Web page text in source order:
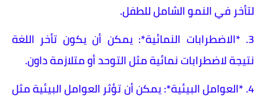
لتأخر في النمو الشامل للطفل.
3. *الاضطرابات النمائية*: يمكن أن يكون تأخر اللغة
نتيجة لاضطرابات نمائية مثل التوحد أو متلازمة داون.
4. *العوامل البيئية*: يمكن أن تؤثر العوامل البيئية مثل